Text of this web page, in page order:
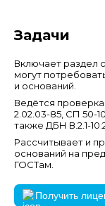
Задачи
Включает раздел
могут
и оснований.
Ведётся
2.02.03-85, СП 50-
также ДБН В.2.1-
Рассчитывает и
оснований на
ГОСТам.
Получить